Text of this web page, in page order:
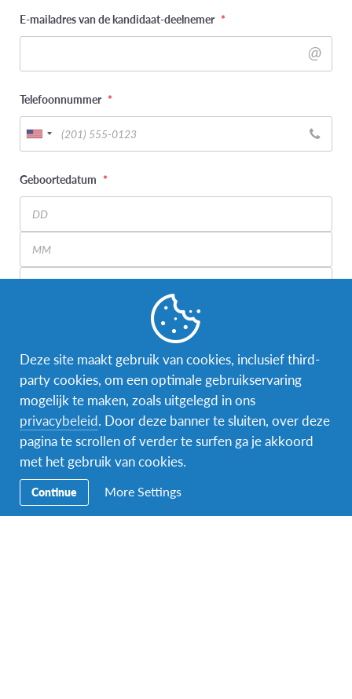
E-mailadres van de kandidaat-deelnemer *
Telefoonnummer *
Geboortedatum *
Day
Month
Wat is uw genderidentiteit? (kandidaat-deelnemer)
Naam van de voogd/ouder *
Voornaam
Deze site maakt gebruik van cookies, inclusief third-
party cookies, om een optimale gebruikservaring
mogelijk te maken, zoals uitgelegd in ons
privacybeleid. Door deze banner te sluiten, over deze
pagina te scrollen of verder te surfen ga je akkoord
met het gebruik van cookies.
Continue More Settings